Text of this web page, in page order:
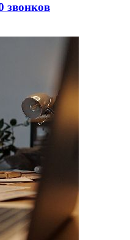
звонков